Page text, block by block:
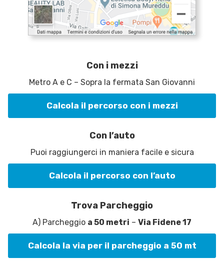
Con i mezzi
Metro A e C – Sopra la fermata San Giovanni
Calcola il percorso con i mezzi
Con l’auto
Puoi raggiungerci in maniera facile e sicura
Calcola il percorso con l’auto
Trova Parcheggio
A) Parcheggio a 50 metri – Via Fidene 17
Calcola la via per il parcheggio a 50 mt